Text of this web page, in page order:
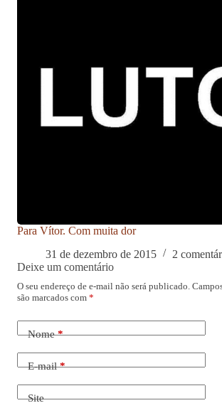
Para Vítor. Com muita dor
31 de dezembro de 2015
2
Deixe um comentário
O seu endereço de e-mail não será publicado.
são marcados com *
Nome*
E-mail*
Site